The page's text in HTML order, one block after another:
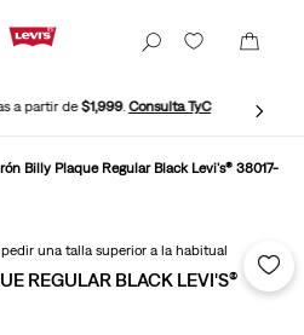
a partir de$1,999.Consulta TyC
Billy Plaque Regular Black Levi's® 38017-
pedir una talla superior a la habitual
REGULAR BLACK LEVI'S®